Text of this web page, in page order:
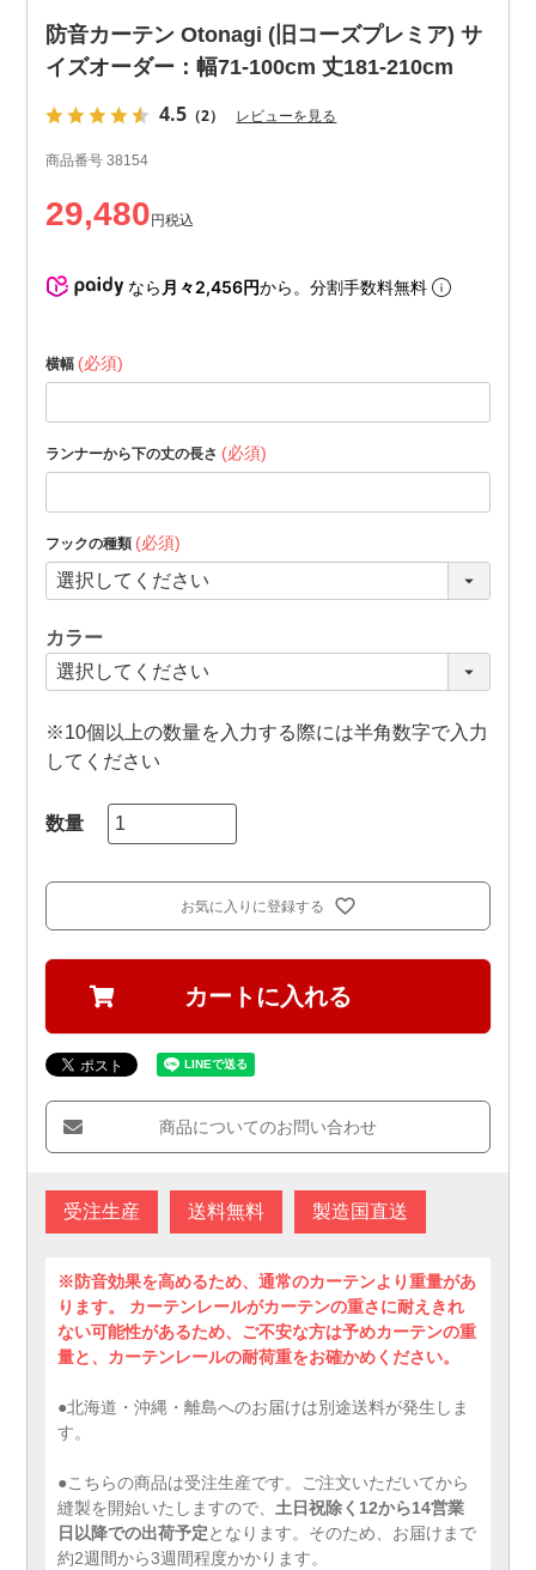
防音カーテン Otonagi (旧コーズプレミア) サ
イズオーダー：幅71-100cm 丈181-210cm
4.5 （2） レビューを見る
商品番号 38154
29,480 税込
なら 月々2,456円から。分割手数料無料
横幅 (必須)
ランナーから下の丈の長さ (必須)
フックの種類 (必須)
カラー
※10個以上の数量を入力する際には半角数字で入力
してください
お気に入りに登録する
カートに入れる
商品についてのお問い合わせ
受注生産 送料無料 製造国直送
※防音効果を高めるため、通常のカーテンより重量があ
ります。 カーテンレールがカーテンの重さに耐えきれ
ない可能性があるため、ご不安な方は予めカーテンの重
量と、カーテンレールの耐荷重をお確かめください。
●北海道・沖縄・離島へのお届けは別途送料が発生しま
す。
●こちらの商品は受注生産です。ご注文いただいてから
縫製を開始いたしますので、土日祝除く12から14営業
日以降での出荷予定となります。そのため、お届けまで
約2週間から3週間程度かかります。